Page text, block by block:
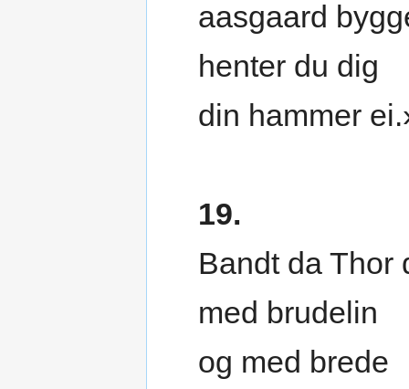
aasgaard
henter du dig
din hammer
19.
Bandt da Thor
med brudelin
og med brede